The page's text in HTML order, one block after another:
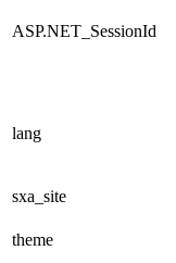
ASP.NET_SessionId
lang
sxa_site
theme